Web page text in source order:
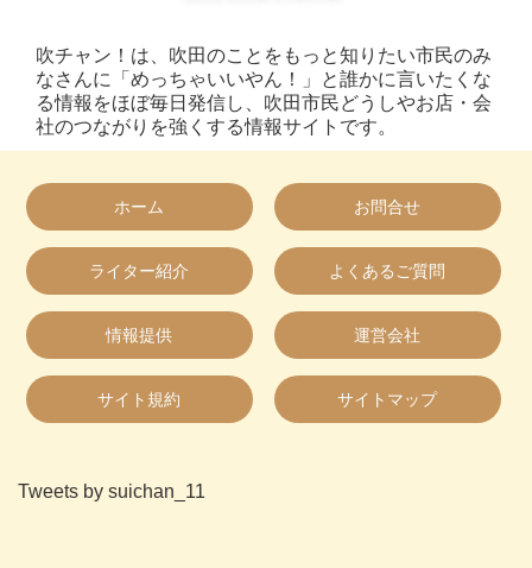
吹チャン！は、吹田のことをもっと知りたい市民のみ
なさんに「めっちゃいいやん！」と誰かに言いたくな
る情報をほぼ毎日発信し、吹田市民どうしやお店・会
社のつながりを強くする情報サイトです。
ホーム お問合せ
ライター紹介 よくあるご質問
情報提供 運営会社
サイト規約 サイトマップ
Tweets by suichan_11